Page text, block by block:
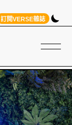
訂閱VERSE雜誌